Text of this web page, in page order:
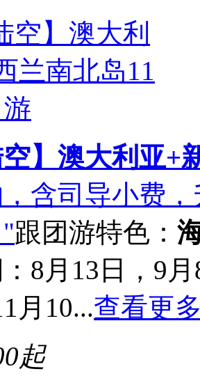
空】澳大利亚+
含司导小费
跟团游特色：
8月13日，9
月10...查看更
起